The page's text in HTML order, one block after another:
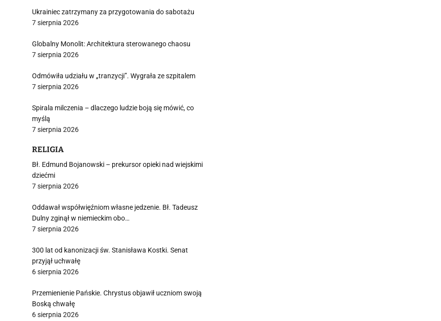
Ukrainiec zatrzymany za przygotowania do sabotażu
7 sierpnia 2026
Globalny Monolit: Architektura sterowanego chaosu
7 sierpnia 2026
Odmówiła udziału w „tranzycji”. Wygrała ze szpitalem
7 sierpnia 2026
Spirala milczenia – dlaczego ludzie boją się mówić, co
myślą
7 sierpnia 2026
RELIGIA
Bł. Edmund Bojanowski – prekursor opieki nad wiejskimi
dziećmi
7 sierpnia 2026
Oddawał współwięźniom własne jedzenie. Bł. Tadeusz
Dulny zginął w niemieckim obo…
7 sierpnia 2026
300 lat od kanonizacji św. Stanisława Kostki. Senat
przyjął uchwałę
6 sierpnia 2026
Przemienienie Pańskie. Chrystus objawił uczniom swoją
Boską chwałę
6 sierpnia 2026